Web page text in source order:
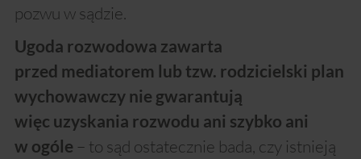
pozwu w sądzie.
Ugoda rozwodowa zawarta
przed mediatorem lub tzw. rodzicielski plan
wychowawczy nie gwarantują
więc uzyskania rozwodu ani szybko ani
w ogóle – to sąd ostatecznie bada, czy istnieją